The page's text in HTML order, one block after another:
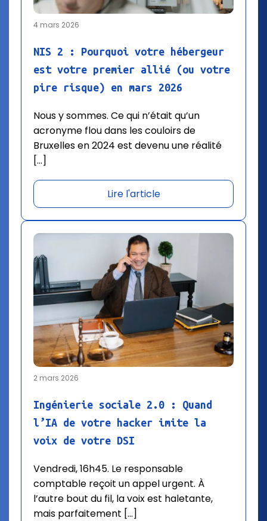
4 mars 2026
NIS 2 : Pourquoi votre hébergeur
est votre premier allié (ou votre
pire risque) en mars 2026
Nous y sommes. Ce qui n’était qu’un
acronyme flou dans les couloirs de
Bruxelles en 2024 est devenu une réalité
[…]
Lire l'article
2 mars 2026
Ingénierie sociale 2.0 : Quand
l’IA de votre hacker imite la
voix de votre DSI
Vendredi, 16h45. Le responsable
comptable reçoit un appel urgent. À
l’autre bout du fil, la voix est haletante,
mais parfaitement […]